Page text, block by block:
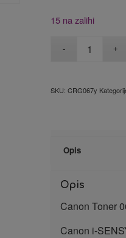
15 na zalihi
SKU:CRG067y
Opis
Opis
Canon Toner
Canon i-